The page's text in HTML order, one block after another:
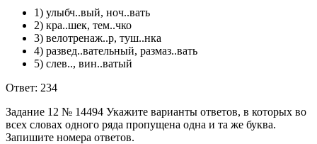
1) улыбч..вый, ноч..вать
2) кра..шек, тем..чко
3) велотренаж..р, туш..нка
4) развед..вательный, размаз..вать
5) слев.., вин..ватый
Ответ: 234
Задание 12 № 14494 Укажите варианты ответов, в которых во
всех словах одного ряда пропущена одна и та же буква.
Запишите номера ответов.